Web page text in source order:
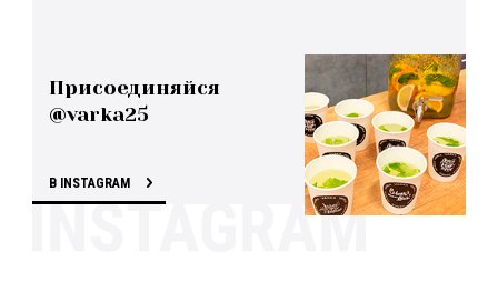
Присоединяйся
@varka25
В INSTAGRAM